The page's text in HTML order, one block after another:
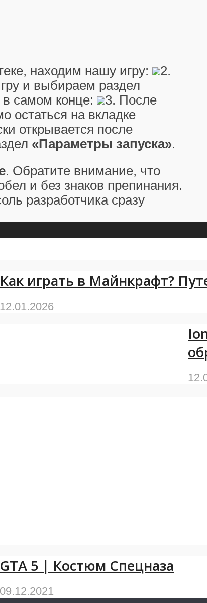
находим нашу игру:
2.
и выбираем раздел
самом конце:
3. После
остаться на вкладке
открывается после
«Параметры запуска».
. Обратите внимание, что
и без знаков препинания.
разработчика сразу
Как играть в Майнкрафт?
12.01.2026
GTA 5 | Костюм Спецназа
09.12.2021